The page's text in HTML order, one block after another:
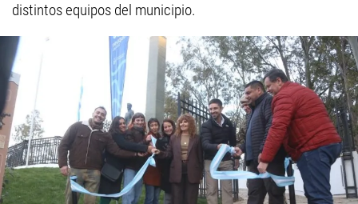
distintos equipos del municipio.